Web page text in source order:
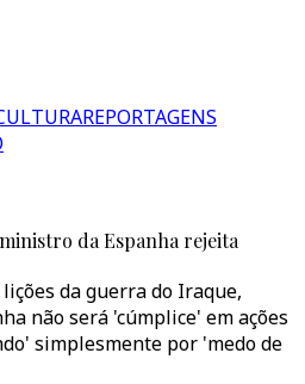
REPORTAGENS
da Espanha rejeita
da guerra do Iraque,
não será 'cúmplice' em ações
simplesmente por 'medo de